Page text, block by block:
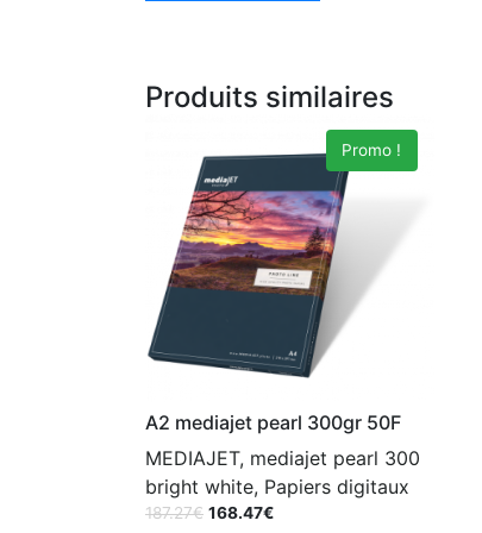
Produits similaires
Promo !
A2 mediajet pearl 300gr 50F
MEDIAJET, mediajet pearl 300
bright white, Papiers digitaux
187.27€ 168.47€